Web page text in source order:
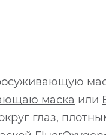
маска или
глаз,